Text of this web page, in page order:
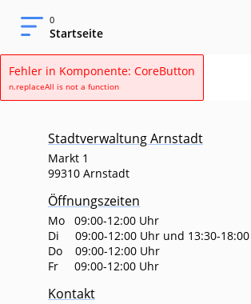
0
Startseite
Fehler in Komponente: CoreButton
n.replaceAll is not a function
Stadtverwaltung Arnstadt
Markt 1
99310 Arnstadt
Öffnungszeiten
Mo 09:00-12:00 Uhr
Di 09:00-12:00 Uhr und 13:30-
Do 09:00-12:00 Uhr
Fr 09:00-12:00 Uhr
Kontakt